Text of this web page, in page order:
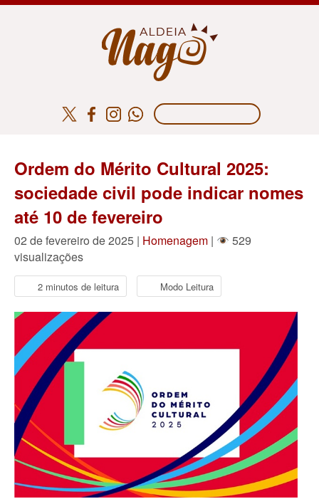
Ordem do Mérito Cultural 2025:
sociedade civil pode indicar nomes
até 10 de fevereiro
02 de fevereiro de 2025 | Homenagem |
529
visualizações
2 minutos de leitura Modo Leitura